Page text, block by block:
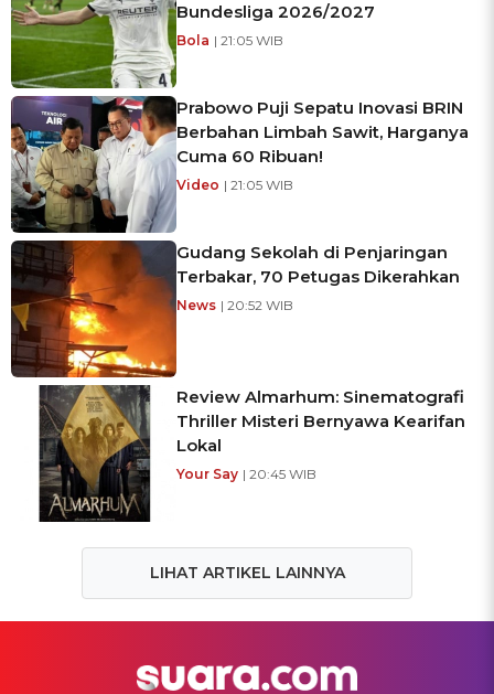
Bundesliga 2026/2027
Bola | 21:05 WIB
Prabowo Puji Sepatu Inovasi BRIN
Berbahan Limbah Sawit, Harganya
Cuma 60 Ribuan!
Video | 21:05 WIB
Gudang Sekolah di Penjaringan
Terbakar, 70 Petugas Dikerahkan
News | 20:52 WIB
Review Almarhum: Sinematografi
Thriller Misteri Bernyawa Kearifan
Lokal
Your Say | 20:45 WIB
LIHAT ARTIKEL LAINNYA